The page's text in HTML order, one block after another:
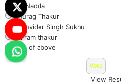
J P Nadda
Anurag Thakur
Sukhvider Singh Sukhu
Jai ram thakur
Non of above
View